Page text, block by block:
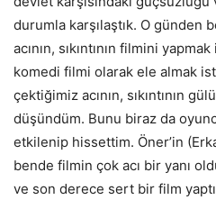
durumla karşılaştık. O günden
acının, sıkıntının filmini
komedi filmi olarak ele almak
çektiğimiz acının, sıkıntının
düşündüm. Bunu biraz da
etkilenip hissettim. Öner’in
bende filmin çok acı bir yanı
ve son derece sert bir film